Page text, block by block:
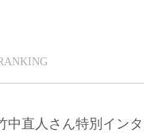
中直人さん特別インタ